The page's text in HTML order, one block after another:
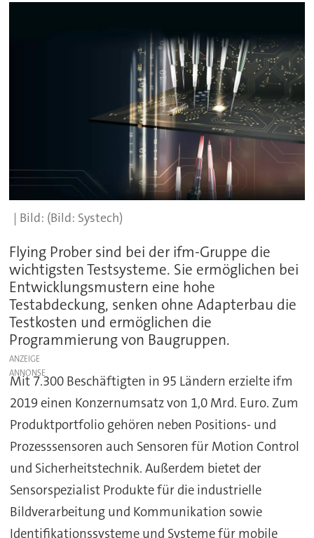
(Bild: Systech)
Flying Prober sind bei der ifm-Gruppe die
wichtigsten Testsysteme. Sie ermöglichen bei
Entwicklungsmustern eine hohe
Testabdeckung, senken ohne Adapterbau die
Testkosten und ermöglichen die
Programmierung von Baugruppen.
ANZEIGE
Mit 7.300 Beschäftigten in 95 Ländern erzielte ifm
2019 einen Konzernumsatz von 1,0 Mrd. Euro. Zum
Produktportfolio gehören neben Positions- und
Prozesssensoren auch Sensoren für Motion Control
und Sicherheitstechnik. Außerdem bietet der
Sensorspezialist Produkte für die industrielle
Bildverarbeitung und Kommunikation sowie
Identifikationssysteme und Systeme für mobile